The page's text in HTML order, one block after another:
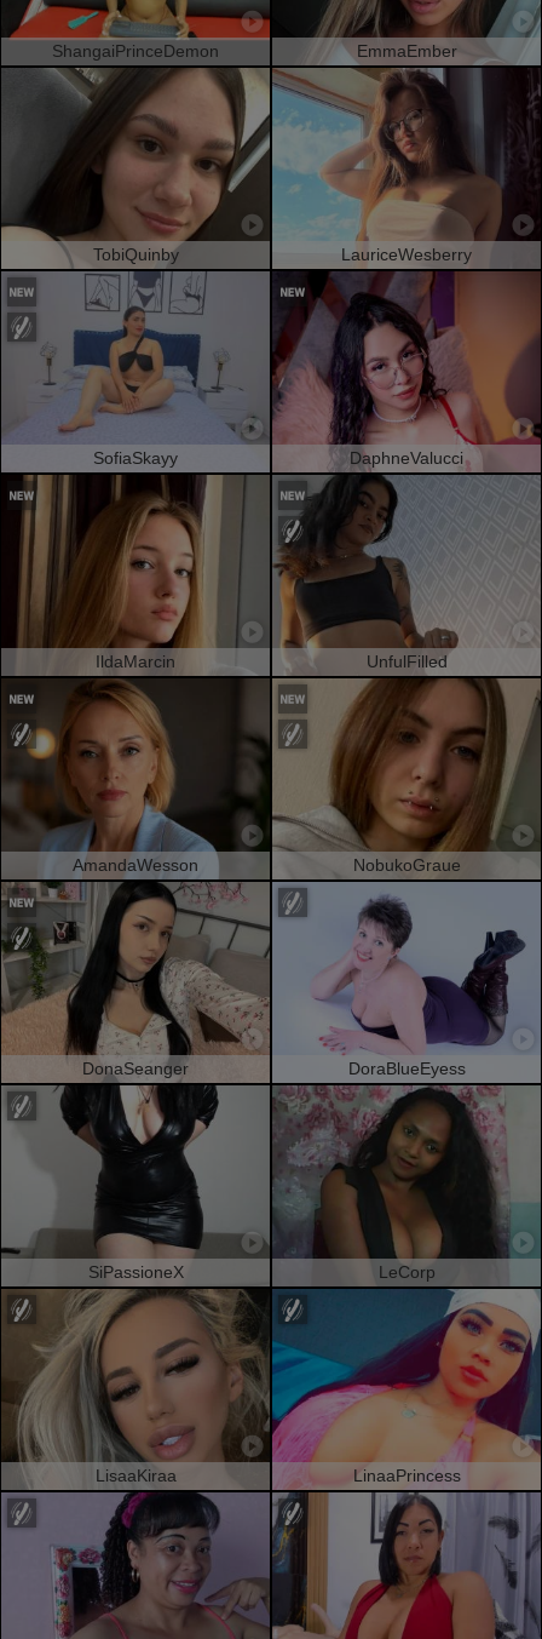
ShangaiPrinceDemon EmmaEmber
TobiQuinby LauriceWesberry
SofiaSkayy DaphneValucci
IldaMarcin UnfulFilled
AmandaWesson NobukoGraue
DonaSeanger DoraBlueEyess
SiPassioneX LeCorp
LisaaKiraa LinaaPrincess